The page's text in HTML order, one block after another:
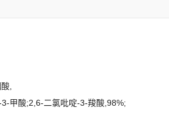
,
甲酸;2,6-二氯吡啶-3-羧酸,98%;